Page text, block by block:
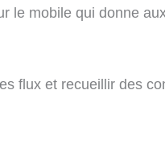
le mobile qui donne
flux et recueillir des